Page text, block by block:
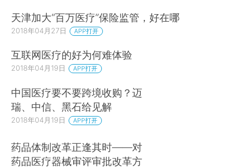
天津加大“百万医疗”保险监管，好在哪
2018年04月27日 APP打开
互联网医疗的好为何难体验
2018年04月19日 APP打开
中国医疗要不要跨境收购？迈
瑞、中信、黑石给见解
2018年04月19日 APP打开
药品体制改革正逢其时——对
药品医疗器械审评审批改革方